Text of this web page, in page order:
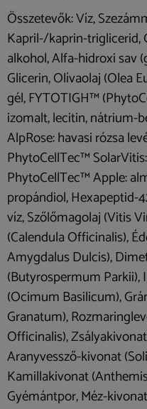
Összetevők: Víz,
Kapril-/kaprin-triglicerid,
alkohol, Alfa-hidroxi sav
Glicerin, Olívaolaj (Olea
gél, FYTOTIGH™
izomalt, lecitin, nátrium-
AlpRose: havasi rózsa
PhytoCellTec™
PhytoCellTec™ Apple:
propándiol, Hexapeptid-
víz, Szőlőmagolaj (Vitis
(Calendula Officinalis),
Amygdalus Dulcis),
(Butyrospermum Parkii),
(Ocimum Basilicum),
Granatum),
Officinalis),
Aranyvessző-kivonat
Kamillakivonat
Gyémántpor, Méz-